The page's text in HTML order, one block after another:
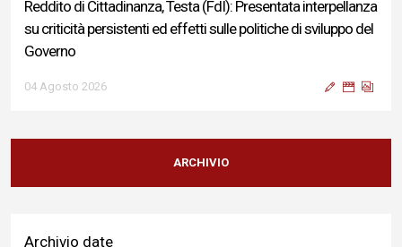
Reddito di Cittadinanza, Testa (FdI): Presentata interpellanza
su criticità persistenti ed effetti sulle politiche di sviluppo del
Governo
04 Agosto 2026
Sigismondi, Liris e Testa: “Profondo cordoglio e vicinanza al
Ministro Roccella e alla sua famiglia”
Terminal bus "Lorenzo Natali": modifiche temporanee alla
ARCHIVIO
Archivio date